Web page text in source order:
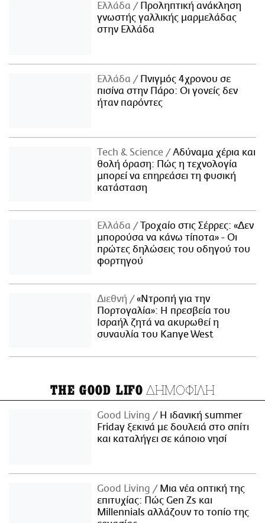
Ελλάδα
Προληπτική ανάκληση
γνωστής γαλλικής μαρμελάδας
στην Ελλάδα
Ελλάδα
Πνιγμός 4χρονου σε
πισίνα στην Πάρο: Οι γονείς δεν
ήταν παρόντες
Τech & Science
Αδύναμα χέρια και
θολή όραση: Πώς η τεχνολογία
μπορεί να επηρεάσει τη φυσική
κατάσταση
Ελλάδα
Τροχαίο στις Σέρρες: «Δεν
μπορούσα να κάνω τίποτα» - Οι
πρώτες δηλώσεις του οδηγού του
φορτηγού
Διεθνή
«Ντροπή για την
Πορτογαλία»: Η πρεσβεία του
Ισραήλ ζητά να ακυρωθεί η
συναυλία του Kanye West
THE GOOD LIFO ΔΗΜΟΦΙΛΗ
Good Living
Η ιδανική summer
Friday ξεκινά με δουλειά στο σπίτι
και καταλήγει σε κάποιο νησί
Good Living
Μια νέα οπτική της
επιτυχίας: Πώς Gen Zs και
Millennials αλλάζουν το τοπίο της